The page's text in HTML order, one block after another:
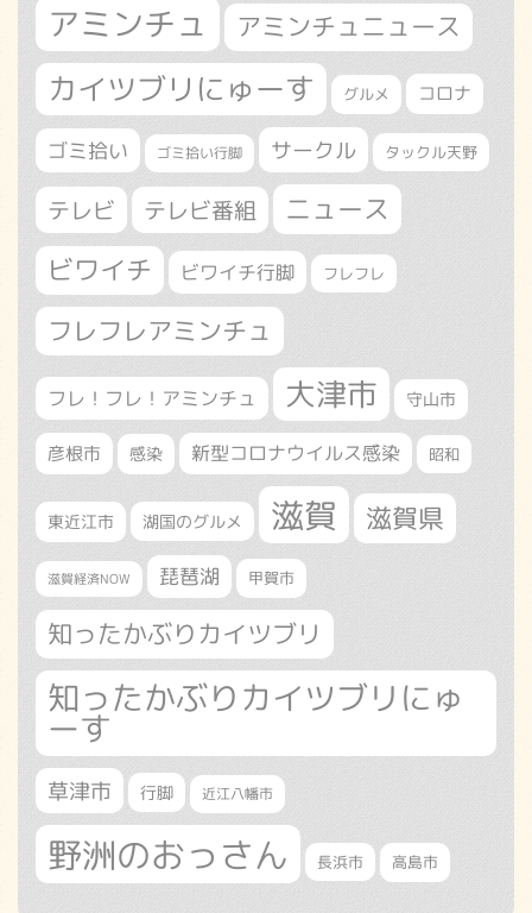
アミンチュ アミンチュニュース
カイツブリにゅーす グルメ コロナ
ゴミ拾い ゴミ拾い行脚 サークル タックル天野
テレビ テレビ番組 ニュース
ビワイチ ビワイチ行脚 フレフレ
フレフレアミンチュ
フレ！フレ！アミンチュ 大津市 守山市
彦根市 感染 新型コロナウイルス感染 昭和
東近江市 湖国のグルメ 滋賀 滋賀県
滋賀経済NOW 琵琶湖 甲賀市
知ったかぶりカイツブリ
知ったかぶりカイツブリにゅ
ーす
草津市 行脚 近江八幡市
野洲のおっさん 長浜市 高島市